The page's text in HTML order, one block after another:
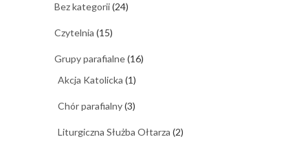
Bez kategorii(24)
Czytelnia (15)
Grupy parafialne(16)
Akcja Katolicka (1)
Chór parafialny(3)
Liturgiczna Służba Ołtarza (2)